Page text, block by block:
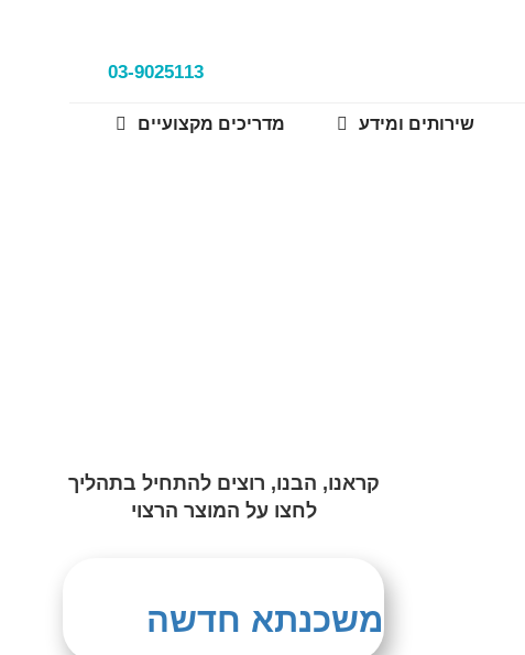
03-9025113
שירותים ומידע מדריכים מקצועיים
קראנו, הבנו, רוצים להתחיל בתהליך
לחצו על המוצר הרצוי
משכנתא חדשה